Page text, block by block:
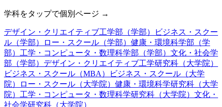
学科をタップで個別ページ →
デザイン・クリエイティブ工学部（学部）
ビジネス・スクー
ル（学部）
ロー・スクール（学部） 健康・環境科学部（学
部） 工学・コンピュータ・数理科学部（学部） 文化・社会学
部（学部） デザイン・クリエイティブ工学研究科（大学院）
ビジネス・スクール（MBA）
ビジネス・スクール（大学
院）
ロー・スクール（大学院） 健康・環境科学研究科（大学
院） 工学・コンピュータ・数理科学研究科（大学院） 文化・
社会学研究科（大学院）